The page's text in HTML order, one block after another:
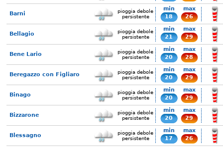
Barni
pioggia debole
persistente
min
18
max
26
Bellagio
pioggia debole
persistente
min
21
max
29
Bene Lario
pioggia debole
persistente
min
20
max
28
Beregazzo con Figliaro
pioggia debole
persistente
min
20
max
29
Binago
pioggia debole
persistente
min
20
max
29
Bizzarone
pioggia debole
persistente
min
20
max
29
Blessagno
pioggia debole
persistente
min
17
max
26